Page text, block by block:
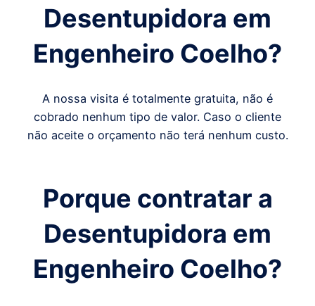
Desentupidora em
Engenheiro Coelho?
A nossa visita é totalmente gratuita, não é
cobrado nenhum tipo de valor. Caso o cliente
não aceite o orçamento não terá nenhum custo.
Porque contratar a
Desentupidora em
Engenheiro Coelho?